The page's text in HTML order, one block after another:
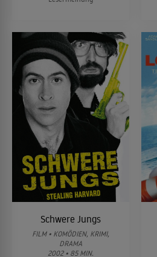
Schwere Jungs
FILM • KOMÖDIEN, KRIMI,
DRAMA
2002 • 85 MIN.